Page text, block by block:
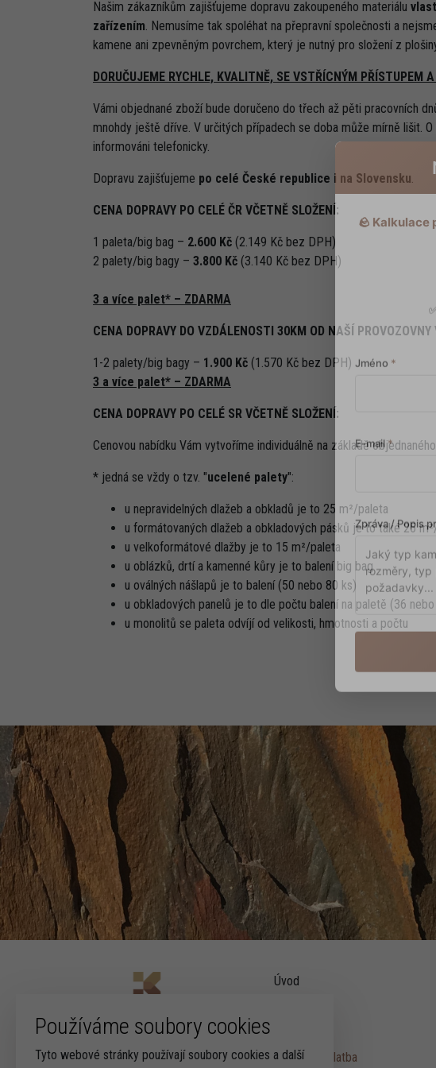
Našim zákazníkům zajišťujeme dopravu zakoupeného materiálu
zařízením. Nemusíme tak spoléhat na přepravní společnosti a
kamene ani zpevněným povrchem, který je nutný pro složení z
DORUČUJEME RYCHLE, KVALITNĚ, SE VSTŘÍCNÝM PŘÍSTUPEM
Vámi objednané zboží bude doručeno do třech až pěti pracovních
mnohdy ještě dříve. V určitých případech se doba může mírně lišit.
informováni telefonicky.
Dopravu zajišťujeme po celé České republice i na Slovensku.
CENA DOPRAVY PO CELÉ ČR VČETNĚ SLOŽENÍ:
1 paleta/big bag – 2.600 Kč (2.149 Kč bez DPH)
2 palety/big bagy – 3.800 Kč (3.140 Kč bez DPH)
3 a více palet* – ZDARMA
CENA DOPRAVY DO VZDÁLENOSTI 30KM OD NAŠÍ PROVOZOVNY
1-2 palety/big bagy – 1.900 Kč (1.570 Kč bez DPH)
3 a více palet* – ZDARMA
CENA DOPRAVY PO CELÉ SR VČETNĚ SLOŽENÍ:
Cenovou nabídku Vám vytvoříme individuálně na základě
* jedná se vždy o tzv. "ucelené palety":
u nepravidelných dlažeb a obkladů je to 25 m²/paleta
u formátovaných dlažeb a obkladových pásků je to také 25
u velkoformátové dlažby je to 15 m²/paleta
u oblázků, drtí a kamenné kůry je to balení big bag
u oválných nášlapů je to balení (50 nebo 80 ks)
u obkladových panelů je to dle počtu balení na paletě (36
u monolitů se paleta odvíjí od velikosti, hmotnosti a počtu
Úvod
Doprava a platba
Používáme soubory cookies
Tyto webové stránky používají soubory cookies a další
🪨
E-mail
Zpráva / Popis